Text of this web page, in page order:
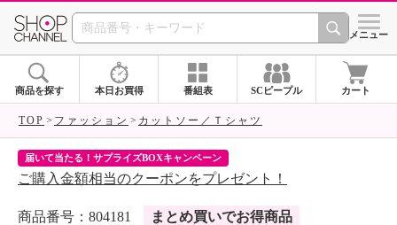
SHOP CHANNEL シメニュー
商品を探す 本日お買得 番組表 SCピープル カート
TOP ファッション カットソー／Ｔシャツ
届いて当たる！サプライズBOXキャンペーン
ご購入金額相当のクーポンをプレゼント！
商品番号：804181 まとめ買いでお得商品